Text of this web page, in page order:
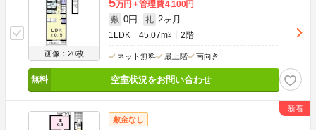
画像：20枚
万円 管理費4,100円
敷 0円 礼 2ヶ月
1LDK 45.07m2 2階
ネット無料 最上階 南向き
空室状況をお問い合わせ
敷金なし